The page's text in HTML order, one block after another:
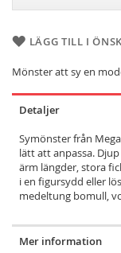
LÄGG TILL I
Mönster att sy en
Detaljer
Symönster från
lätt att anpassa.
ärm längder, stora
i en figursydd eller
medeltung bomull,
Mer information